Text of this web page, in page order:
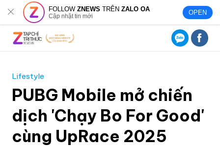
FOLLOWZNEWS TRÊNZALO OA
Cập nhật tin mới OPEN
Lifestyle
PUBG Mobile mở chiến
dịch 'Chạy Bo For Good'
cùng UpRace 2025